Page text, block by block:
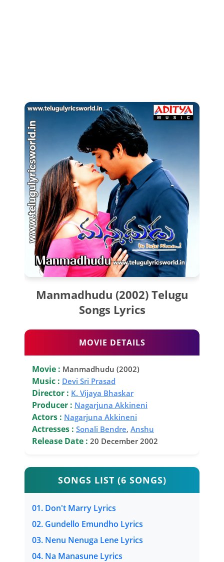
Manmadhudu (2002) Telugu
Songs Lyrics
MOVIE DETAILS
Movie : Manmadhudu (2002)
Music : Devi Sri Prasad
Director : K. Vijaya Bhaskar
Producer : Nagarjuna Akkineni
Actors : Nagarjuna Akkineni
Actresses : Sonali Bendre, Anshu
Release Date : 20 December 2002
SONGS LIST (6 SONGS)
01. Don't Marry Lyrics
02. Gundello Emundho Lyrics
03. Nenu Nenuga Lene Lyrics
04. Na Manasune Lyrics